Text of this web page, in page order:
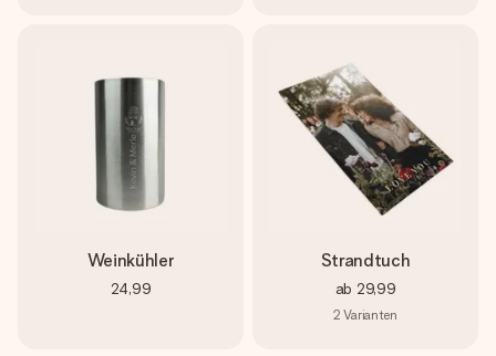
Weinkühler
24,99
Strandtuch
ab 29,99
2 Varianten